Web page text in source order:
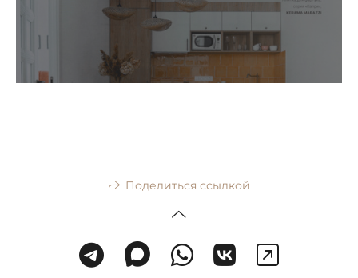
Поделиться ссылкой